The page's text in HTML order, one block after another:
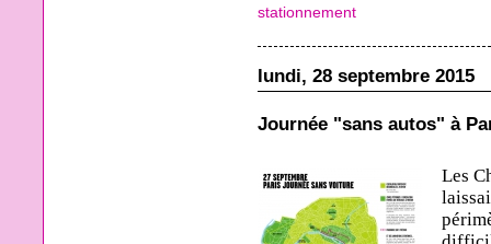
stationnement
lundi, 28 septembre 2015
Journée "sans autos" à
Les